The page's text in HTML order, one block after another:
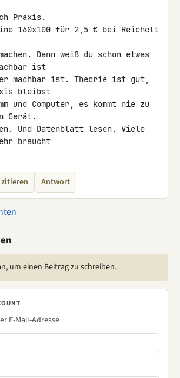
Praxis.
160x100 für 2,5 € bei Reichelt
Dann weiß du schon etwas
ist
machbar ist. Theorie ist gut,
bleibst
und Computer, es kommt nie zu
Gerät.
Und Datenblatt lesen. Viele
braucht
Antwort
um einen Beitrag zu schreiben.
E-Mail-Adresse